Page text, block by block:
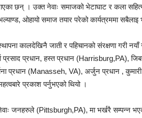
छन् । उक्त नेवाः समाजको भेटाघाट र कला
ओहायो समाज तयार परेको कार्यत्रममा
कालदेखिनै जाती र पहिचानको संरक्षणा गरी
प्रसाद प्रधान, हस्त प्रधान (Harrisburg,PA),
प्रधान (Manasseh, VA), अर्जुन प्रधान ,
प्रकाश पर्नुभएको थियो ।
जनहरुले (Pittsburgh,PA), मा भर्खरै सम्पन्न